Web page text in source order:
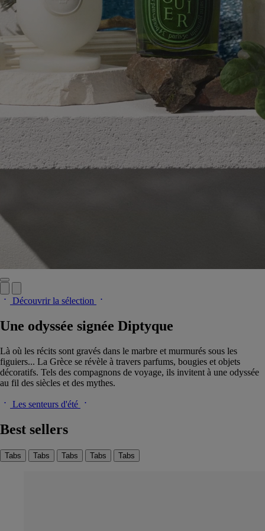
Découvrir la sélection
Une odyssée signée Diptyque
Là où les récits sont gravés dans le marbre et murmurés sous les
figuiers... La Grèce se révèle à travers parfums, bougies et objets
décoratifs. Tels des compagnons de voyage, ils invitent à une odyssée
au fil des siècles et des mythes.
Les senteurs d'été
Best sellers
Tabs Tabs Tabs Tabs Tabs